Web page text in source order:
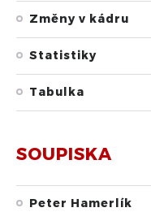
Změny v kádru
Statistiky
Tabulka
SOUPISKA
Peter Hamerlík